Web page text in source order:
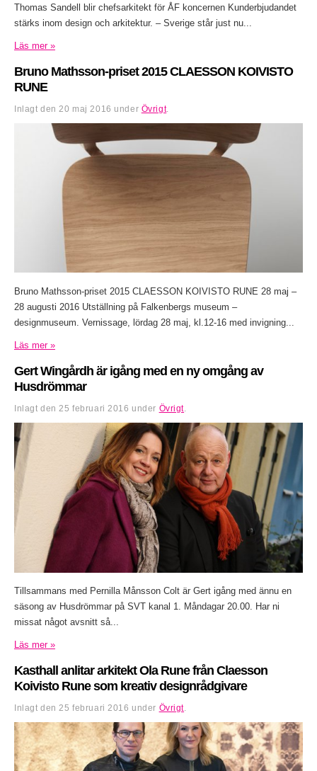
Thomas Sandell blir chefsarkitekt för ÅF koncernen Kunderbjudandet
stärks inom design och arkitektur. – Sverige står just nu...
Läs mer »
Bruno Mathsson-priset 2015 CLAESSON KOIVISTO
RUNE
Inlagt den 20 maj 2016 under Övrigt.
Bruno Mathsson-priset 2015 CLAESSON KOIVISTO RUNE 28 maj –
28 augusti 2016 Utställning på Falkenbergs museum –
designmuseum. Vernissage, lördag 28 maj, kl.12-16 med invigning...
Läs mer »
Gert Wingårdh är igång med en ny omgång av
Husdrömmar
Inlagt den 25 februari 2016 under Övrigt
Tillsammans med Pernilla Månsson Colt är Gert igång med ännu en
säsong av Husdrömmar på SVT kanal 1. Måndagar 20.00. Har ni
missat något avsnitt så...
Läs mer »
Kasthall anlitar arkitekt Ola Rune från Claesson
Koivisto Rune som kreativ designrådgivare
Inlagt den 25 februari 2016 under Övrigt